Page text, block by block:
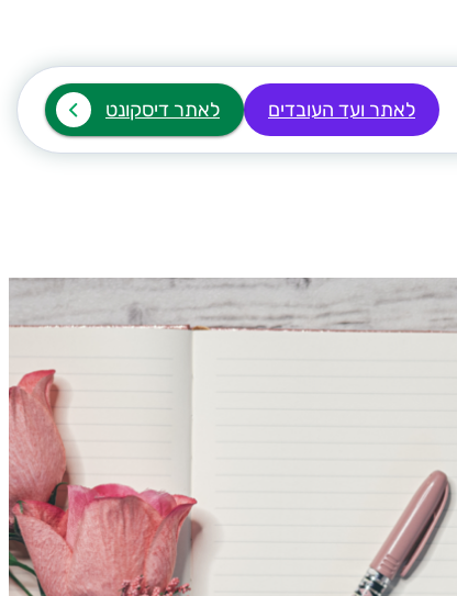
לאתר ועד העובדים לאתר דיסקונט